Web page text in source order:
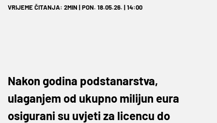
VRIJEME ČITANJA: 2MIN | PON. 18.05.26. | 14:00
Nakon godina podstanarstva,
ulaganjem od ukupno milijun eura
osigurani su uvjeti za licencu do